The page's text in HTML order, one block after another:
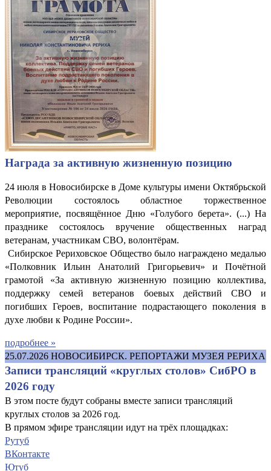
Награда за активную жизненную позицию
24 июля в Новосибирске в Доме культуры имени Октябрьской
Революции состоялось областное торжественное
мероприятие, посвящённое Дню «Голубого берета». (...) На
празднике состоялось вручение общественных наград
ветеранам, участникам СВО, волонтёрам.
Сибирское Рериховское Общество было награждено медалью
«Полковник Ильин Анатолий Григорьевич» и Почётной
грамотой «За активную жизненную позицию коллектива,
поддержку семей ветеранов боевых действий СВО и
погибших Героев, воспитание подрастающего поколения в
духе любви к Родине России».
подробнее »
25.07.2026 НОВОСИБИРСК. РЕПОРТАЖИ МУЗЕЯ РЕРИХА
Записи трансляций «круглых столов» СибРО в
2026 году
В этом посте будут собраны вместе записи трансляций
круглых столов за 2026 год.
В прямом эфире трансляции идут на трёх площадках:
Рутуб
ВКонтакте
Ютуб